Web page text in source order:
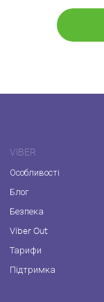
VIBER
Особливості
Блог
Безпека
Viber Out
Тарифи
Підтримка